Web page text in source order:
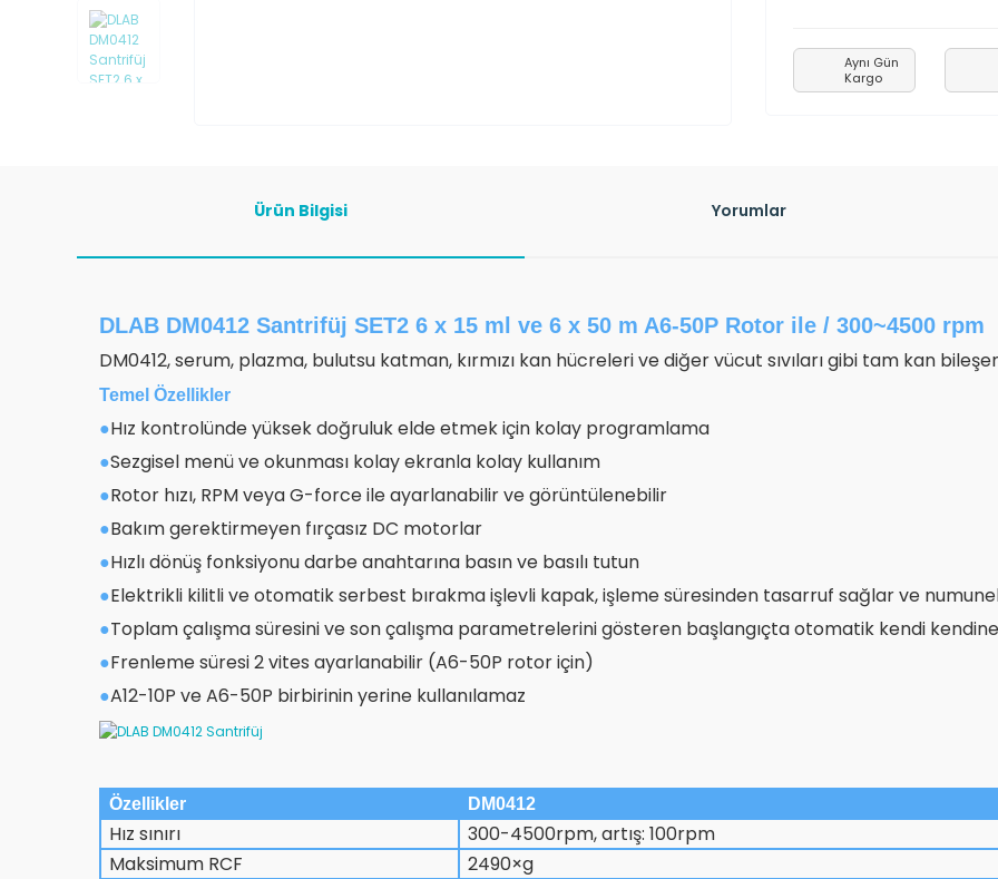
Aynı Gün
Kargo
Ürün Bilgisi Yorumlar
DLAB DM0412 Santrifüj SET2 6 x 15 ml ve 6 x 50 m A6-50P Rotor ile / 300~4500 rpm
DM0412, serum, plazma, bulutsu katman, kırmızı kan hücreleri ve diğer vücut sıvıları gibi tam kan
Temel Özellikler
●Hız kontrolünde yüksek doğruluk elde etmek için kolay programlama
●Sezgisel menü ve okunması kolay ekranla kolay kullanım
●Rotor hızı, RPM veya G-force ile ayarlanabilir ve görüntülenebilir
●Bakım gerektirmeyen fırçasız DC motorlar
●Hızlı dönüş fonksiyonu darbe anahtarına basın ve basılı tutun
●Elektrikli kilitli ve otomatik serbest bırakma işlevli kapak, işleme süresinden tasarruf sağlar ve
●Toplam çalışma süresini ve son çalışma parametrelerini gösteren başlangıçta otomatik kendi
●Frenleme süresi 2 vites ayarlanabilir (A6-50P rotor için)
●A12-10P ve A6-50P birbirinin yerine kullanılamaz
Özellikler DM0412
Hız sınırı
300-4500rpm, artış: 100rpm
Maksimum RCF
2490×g